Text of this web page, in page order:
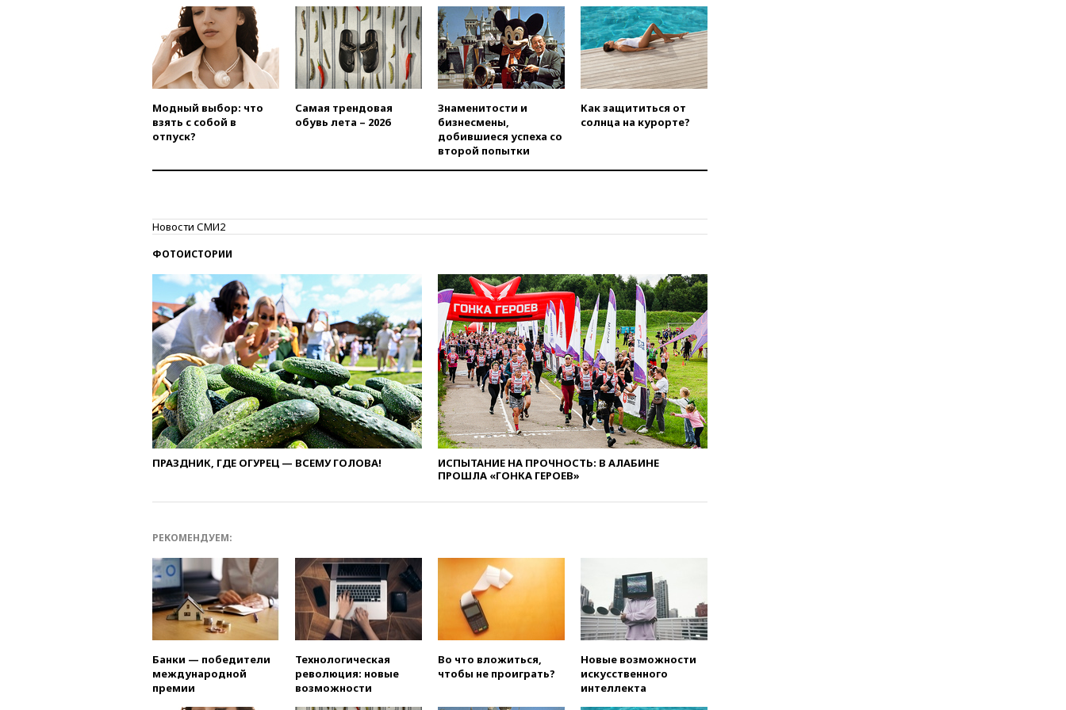
Сеуте набрал миллион
просмотров
вчера, 22:49Минпромторг:
банкротство «Кванта» не
означает прекращения
производства телевизоров в
вчера, 22:35 Семь грузовых
вагонов сошли с рельсов в
вчера, 21:43Организаторы
«Интервидения»
подтвердили, что конкурс
пройдет в Саудовской Аравии
вчера, 21:35
Машков: в РФ
подготовили концепцию
развития театрального
искусства до 2035 года
вчера, 21:21Правительство
РФ разрешило продажу
бензина старых
экологических классов
Машковым 150-летие Союза
вчера, 20:35
ПВО за 12 часов
сбила 200 украинских
беспилотников
вчера, 20:20Третий комплект
золотых медалей выиграли на
ЧЕ российские синхронистки
Модный выбор: что
взять с собой в
отпуск?
Самая трендовая
обувь лета – 2026
Знаменитости и
бизнесмены,
добившиеся успеха со
второй попытки
Как защититься от
солнца на курорте?
Новости СМИ2
ФОТОИСТОРИИ
ПРАЗДНИК, ГДЕ ОГУРЕЦ — ВСЕМУ ГОЛОВА!
ИСПЫТАНИЕ НА ПРОЧНОСТЬ: В АЛАБИНЕ
ПРОШЛА «ГОНКА ГЕРОЕВ»
РЕКОМЕНДУЕМ:
Банки — победители
международной
премии
Технологическая
революция: новые
возможности
Во что вложиться,
чтобы не проиграть?
Новые возможности
искусственного
интеллекта